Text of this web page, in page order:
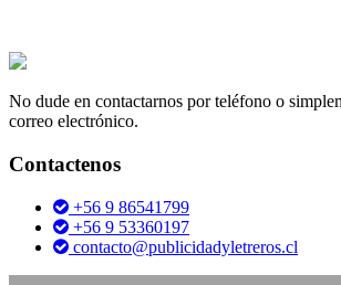
No dude en contactarnos por teléfono o
correo electrónico.
Contactenos
+56 9 86541799
+56 9 53360197
contacto@publicidadyletreros.cl